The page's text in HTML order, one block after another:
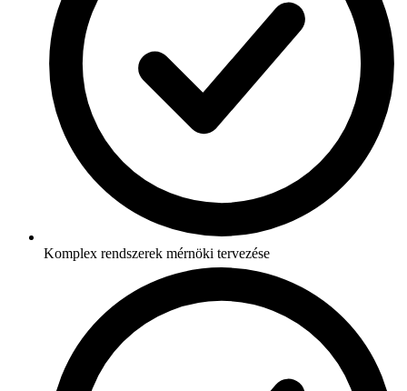
Komplex rendszerek mérnöki tervezése